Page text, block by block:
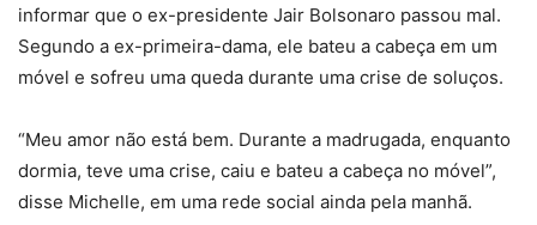
informar que o ex-presidente Jair Bolsonaro passou mal.
Segundo a ex-primeira-dama, ele bateu a cabeça em um
móvel e sofreu uma queda durante uma crise de soluços.
“Meu amor não está bem. Durante a madrugada, enquanto
dormia, teve uma crise, caiu e bateu a cabeça no móvel”,
disse Michelle, em uma rede social ainda pela manhã.